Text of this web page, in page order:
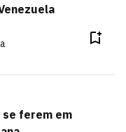
ferem em